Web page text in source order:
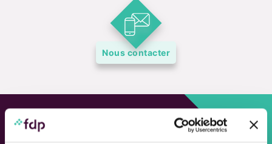
Nous contacter
Approche personnalisée,